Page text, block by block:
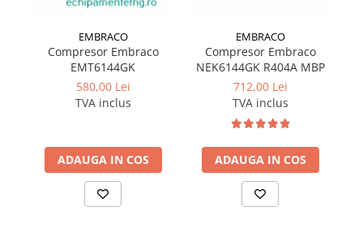
EMBRACO
Compresor Embraco
EMT6144GK
580,00 Lei
TVA inclus
ADAUGA IN COS
EMBRACO
Compresor Embraco
NEK6144GK R404A MBP
712,00 Lei
TVA inclus
ADAUGA IN COS